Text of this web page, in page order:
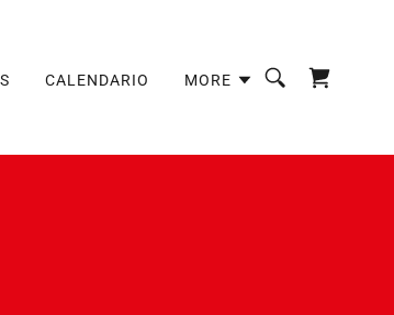
CALENDARIO MORE